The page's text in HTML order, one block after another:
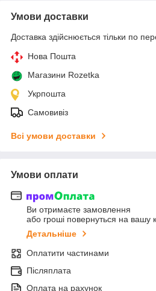
Умови доставки
Доставка здійснюється тільки по
Нова Пошта
Магазини Rozetka
Укрпошта
Самовивіз
Всі умови доставки
Умови оплати
Ви отримаєте замовлення
або гроші повернуться на вашу
Детальніше
Оплатити частинами
Післяплата
Оплата на рахунок